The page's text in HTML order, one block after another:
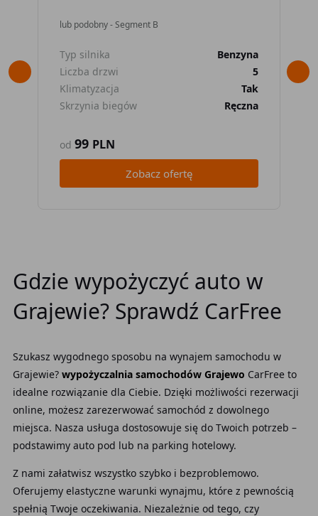
lub podobny - Segment B
Typ silnika
Benzyna
Liczba drzwi
5
Klimatyzacja
Tak
Skrzynia biegów
Ręczna
od 99 PLN
Zobacz ofertę
Gdzie wypożyczyć auto w
Grajewie? Sprawdź CarFree
Szukasz wygodnego sposobu na wynajem samochodu w
Grajewie? wypożyczalnia samochodów Grajewo CarFree to
idealne rozwiązanie dla Ciebie. Dzięki możliwości rezerwacji
online, możesz zarezerwować samochód z dowolnego
miejsca. Nasza usługa dostosowuje się do Twoich potrzeb –
podstawimy auto pod lub na parking hotelowy.
Z nami załatwisz wszystko szybko i bezproblemowo.
Oferujemy elastyczne warunki wynajmu, które z pewnością
spełnią Twoje oczekiwania. Niezależnie od tego, czy